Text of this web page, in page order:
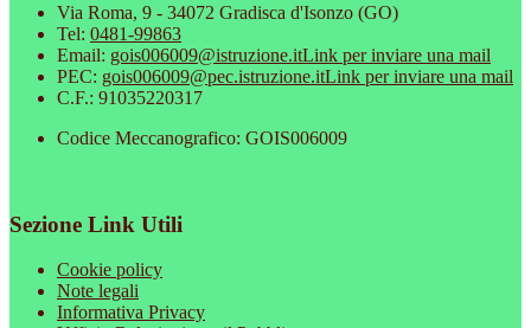
Via Roma, 9 - 34072 Gradisca d'Isonzo (GO)
Tel: 0481-99863
Email: gois006009@istruzione.itLink per inviare una mail
PEC: gois006009@pec.istruzione.itLink per inviare una mail
C.F.: 91035220317
Codice Meccanografico: GOIS006009
Sezione Link Utili
Cookie policy
Note legali
Informativa Privacy